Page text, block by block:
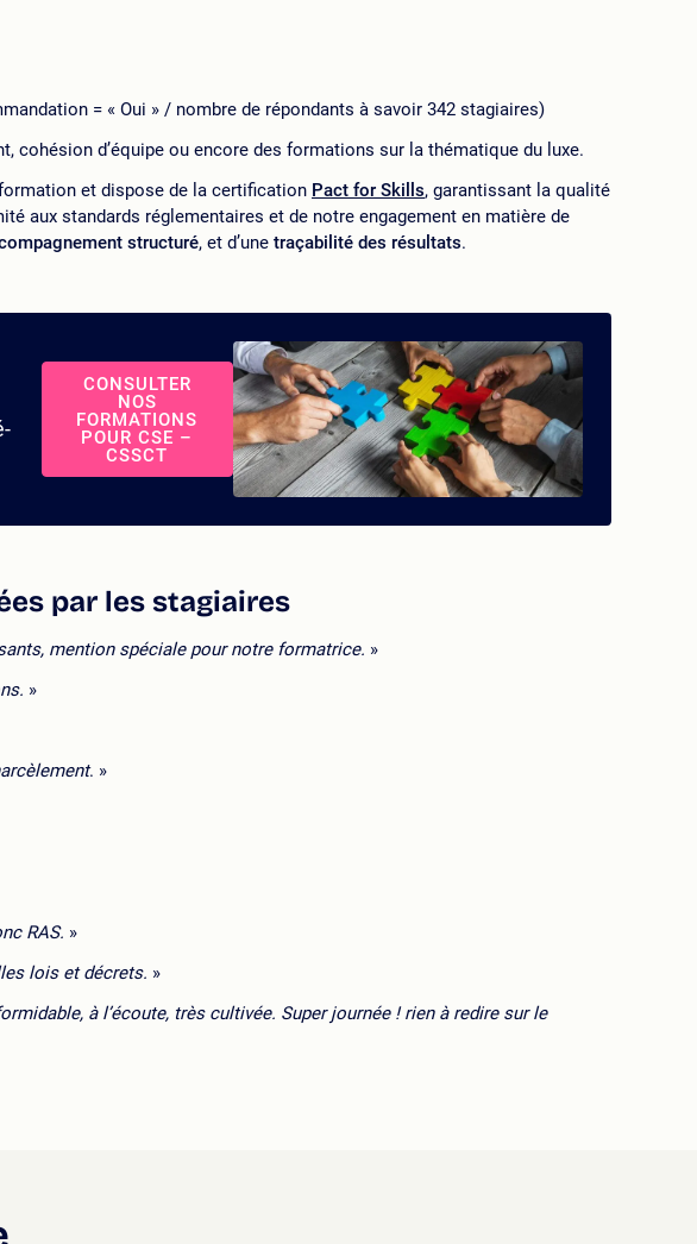
= « Oui » / nombre de répondants à savoir 342 stagiaires)
cohésion d’équipe ou encore des formations sur la thématique du luxe.
et dispose de la certification Pact for Skills, garantissant la qualité
aux standards réglementaires et de notre engagement en matière de
structuré, et d’une traçabilité des résultats.
CONSULTER
NOS
FORMATIONS
POUR CSE –
CSSCT
par les stagiaires
mention spéciale pour notre formatrice. »
»
. »
RAS. »
lois et décrets. »
à l’écoute, très cultivée. Super journée ! rien à redire sur le